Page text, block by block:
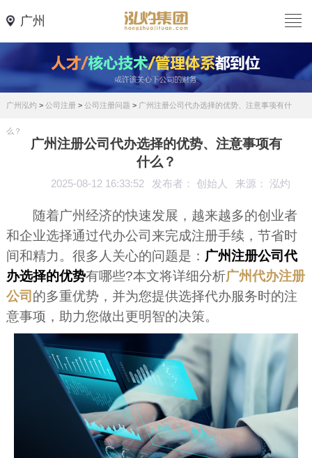
广州
广州泓灼 > 公司注册> 公司注册问题 > 广州注册公司代办选择的优势、注意事项有什
么？
广州注册公司代办选择的优势、注意事项有
什么？
2025-08-12 16:33:52 发布者： 创始人 来源： 泓灼
随着广州经济的快速发展，越来越多的创业者
和企业选择通过代办公司来完成注册手续，节省时
间和精力。很多人关心的问题是： 广州注册公司代
办选择的优势有哪些?本文将详细分析广州代办注册
公司 的多重优势，并为您提供选择代办服务时的注
意事项，助力您做出更明智的决策。